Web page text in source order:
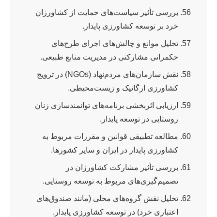
بررسی تأثیر سیاست‌های حمایت از کشاورزان
خرد بر توسعه کشاورزی پایدار.
تحلیل موانع و چالش‌های اجرای طرح‌های
حکمرانی مشارکتی در مدیریت منابع طبیعی.
نقش سازمان‌های مردم‌نهاد (NGOs) در ترویج
کشاورزی ارگانیک و زیست‌محیطی.
ارزیابی اثربخشی برنامه‌های توانمندسازی زنان
روستایی در توسعه پایدار.
مطالعه تطبیقی قوانین و مقررات مربوط به
کشاورزی پایدار در ایران و سایر کشورها.
بررسی تأثیر مشارکت کشاورزان در
تصمیم‌گیری‌های مربوط به توسعه روستایی.
تحلیل نقش گروه‌های محلی (مانند صندوق‌های
اعتباری خرد) در توسعه کشاورزی پایدار.